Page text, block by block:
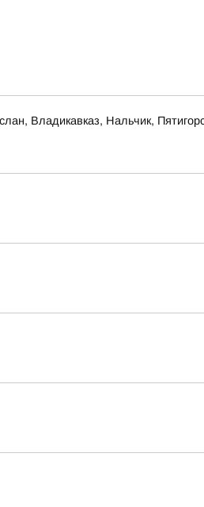
Владикавказ, Нальчик,